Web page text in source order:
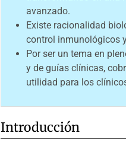
avanzado.
Existe racionalidad
control inmunológicos
Por ser un tema en
y de guías clínicas,
utilidad para los
Introducción